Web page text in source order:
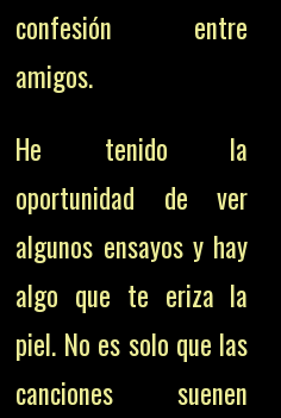
confesión entre
amigos.
He tenido la
oportunidad de ver
algunos ensayos y hay
algo que te eriza la
piel. No es solo que las
canciones suenen